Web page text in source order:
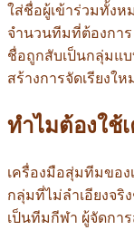
ใส่ชื่อผู้เข้าร่วมทั้ง
จำนวนทีมที่ต้องกา
ชื่อถูกสับเป็นกลุ่มแ
สร้างการจัดเรียงใ
ทำไมต้องใช้
เครื่องมือสุ่มทีมขอ
กลุ่มที่ไม่ลำเอียงจริ
เป็นทีมกีฬา ผู้จัดกา